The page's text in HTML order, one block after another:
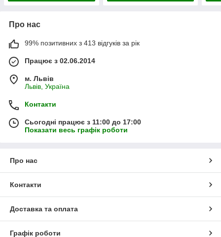
Про нас
99% позитивних з 413 відгуків за рік
Працює з 02.06.2014
м. Львів
Львів, Україна
Контакти
Сьогодні працює з 11:00 до 17:00
Показати весь графік роботи
Про нас
Контакти
Доставка та оплата
Графік роботи